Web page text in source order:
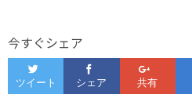
今すぐシェア